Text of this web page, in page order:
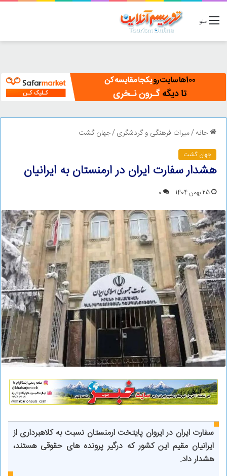
منو
خانه/میراث فرهنگی و گردشگری/جهان گشت
جهان گشت
هشدار سفارت ایران در ارمنستان به ایرانیان
25 بهمن 1404 0
سفارت ایران در ایروان پایتخت ارمنستان نسبت به کلاهبرداری از
ایرانیان مقیم این کشور که درگیر پرونده های حقوقی هستند،
هشدار داد.